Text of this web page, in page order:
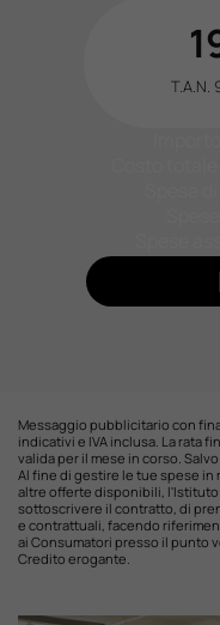
T.A.N.
Messaggio pubblicitario con
indicativi e IVA inclusa. La rata
valida per il mese in corso.
Al fine di gestire le tue spese
altre offerte disponibili, l'Istituto
sottoscrivere il contratto, di
e contrattuali, facendo
ai Consumatori presso il punto
Credito erogante.